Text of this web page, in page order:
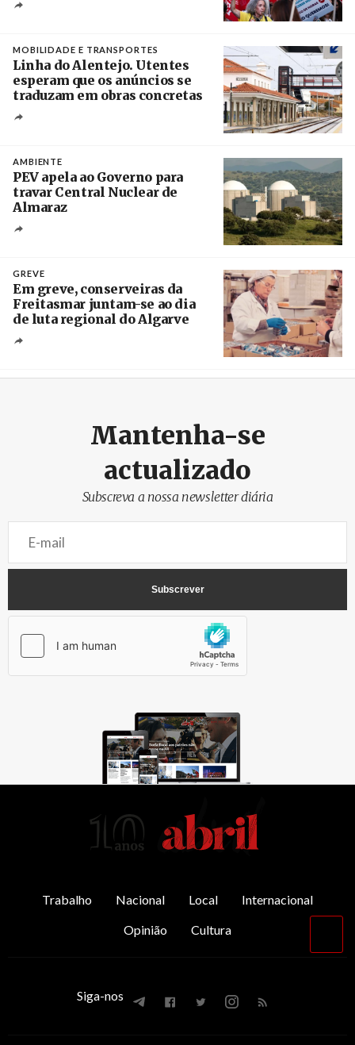
MOBILIDADE E TRANSPORTES
Linha do Alentejo. Utentes
esperam que os anúncios se
traduzam em obras concretas
AMBIENTE
PEV apela ao Governo para
travar Central Nuclear de
Almaraz
GREVE
Em greve, conserveiras da
Freitasmar juntam-se ao dia
de luta regional do Algarve
Mantenha-se
actualizado
Subscreva a nossa newsletter diária
Trabalho Nacional Local
Internacional
Opinião
Cultura
Siga-nos